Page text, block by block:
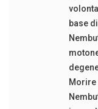
base
Morire